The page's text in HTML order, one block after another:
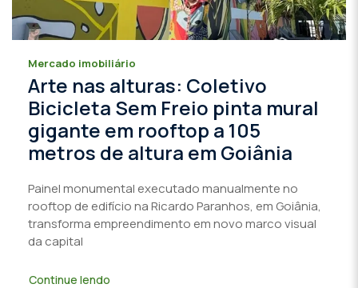
Mercado imobiliário
Arte nas alturas: Coletivo
Bicicleta Sem Freio pinta mural
gigante em rooftop a 105
metros de altura em Goiânia
Painel monumental executado manualmente no
rooftop de edifício na Ricardo Paranhos, em Goiânia,
transforma empreendimento em novo marco visual
da capital
Continue lendo